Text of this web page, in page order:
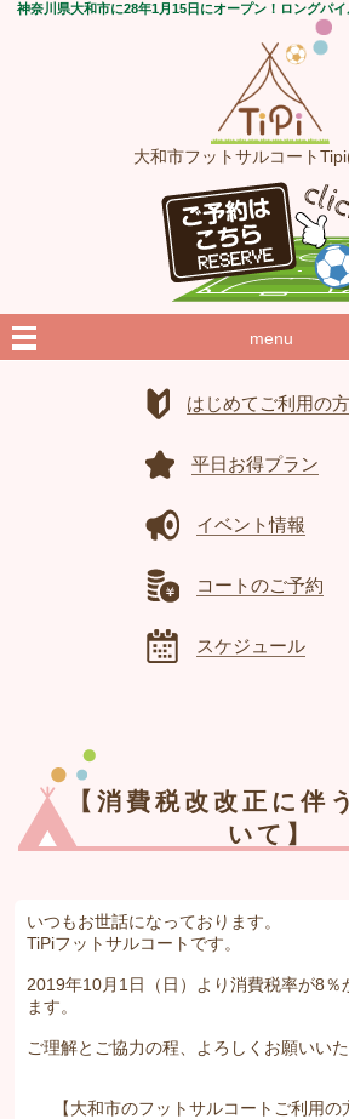
神奈川県大和市に28年1月15日にオープン！ロングパ
大和市フットサルコート
menu
はじめてご利用の
平日お得プラン
イベント情報
コートのご予約
スケジュール
【消費税改改正に伴
いて】
いつもお世話になっております。
TiPiフットサルコートです。
2019年10月1日（日）より消費税率が8％
ます。
ご理解とご協力の程、よろしくお願いいた
【大和市のフットサルコートご利用